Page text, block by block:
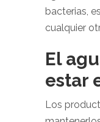
bacterias,
cualquier
El
estar
Los